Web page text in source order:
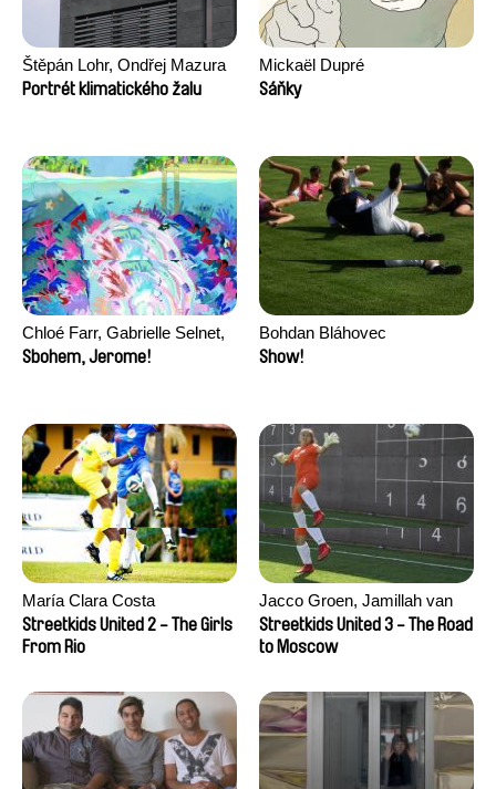
Štěpán Lohr, Ondřej Mazura
Portrét klimatického žalu
Mickaël Dupré
Sáňky
Chloé Farr, Gabrielle Selnet,
Adam Sillard
Sbohem, Jerome!
Bohdan Bláhovec
Show!
María Clara Costa
Streetkids United 2 - The Girls
From Rio
Jacco Groen, Jamillah van
der Hulst
Streetkids United 3 - The Road
to Moscow